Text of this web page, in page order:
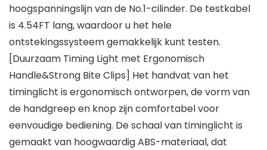
hoogspanningslijn van de No.1-cilinder. De testkabel
is 4.54FT lang, waardoor u het hele
ontstekingssysteem gemakkelijk kunt testen.
[Duurzaam Timing Light met Ergonomisch
Handle&Strong Bite Clips] Het handvat van het
timinglicht is ergonomisch ontworpen, de vorm van
de handgreep en knop zijn comfortabel voor
eenvoudige bediening. De schaal van timinglicht is
gemaakt van hoogwaardig ABS-materiaal, dat